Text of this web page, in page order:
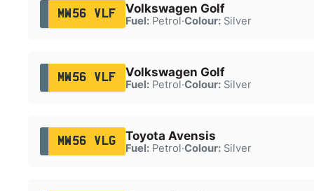
MW56 VLF Volkswagen Golf
Fuel:Petrol·Colour:Silver
MW56 VLF Volkswagen Golf
Fuel:Petrol·Colour:Silver
MW56 VLG Toyota Avensis
Fuel:Petrol·Colour:Silver